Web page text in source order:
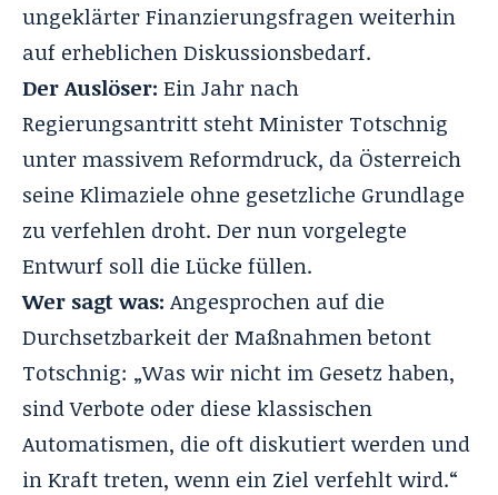
ungeklärter Finanzierungsfragen weiterhin
auf erheblichen Diskussionsbedarf.
Der Auslöser: Ein Jahr nach
Regierungsantritt steht Minister Totschnig
unter massivem Reformdruck, da Österreich
seine Klimaziele ohne gesetzliche Grundlage
zu verfehlen droht. Der nun vorgelegte
Entwurf soll die Lücke füllen.
Wer sagt was: Angesprochen auf die
Durchsetzbarkeit der Maßnahmen betont
Totschnig: „Was wir nicht im Gesetz haben,
sind Verbote oder diese klassischen
Automatismen, die oft diskutiert werden und
in Kraft treten, wenn ein Ziel verfehlt wird.“